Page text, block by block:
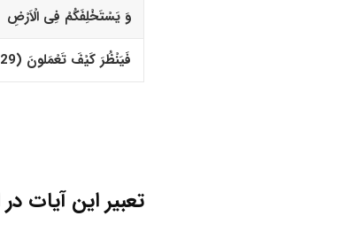
وَ یَسْتَخْلِفَکُمْ فِى الْاَرْضِ
فَیَنْظُرَ کَیْفَ تَعْمَلونَ (129)‏
تعبیر این آیات